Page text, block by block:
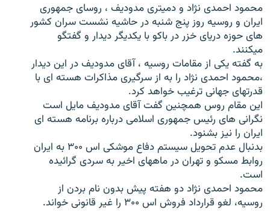
فرکانس‌ها
گزارش‌های تصویری
گزارش‌های ویدئویی
زنان فردا
English
به ما بپیوندید
زبان‌های دیگر
محمود احمدی نژاد و دمیتری مدودیف ، روسای جمهوری
ایران و روسیه روز پنج شنبه در حاشیه نشست سران کشور
های حوزه دریای خزر در باکو با یکدیگر دیدار و گفتگو
میکنند.
به گفته یکی از مقامات روسیه ، آقای مدودیف در این دیدار
،محمود احمدی نژاد را به از سرگیری مذاکرات هسته ای با
قدرتهای جهانی ترغیب خواهد کرد.
این مقام روس همچنین گفت آقای مدودیف مایل است
نگرانی های رئیس جمهوری اسلامی درباره برنامه هسته ای
ایران را نیز بشنود.
بدنبال عدم تحویل سیستم دفاع موشکی اس ۳۰۰ به ایران
روابط مسکو و تهران در ماههای اخیر به سردی گرائیده
است.
محمود احمدی نژاد دو هفته پیش بدون نام بردن از
روسیه، لغو قرارداد فروش اس ۳۰۰ را غیر قانونی خواند.